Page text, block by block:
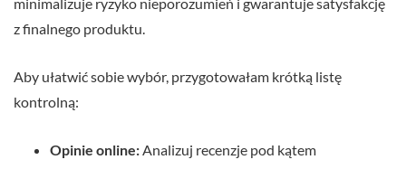
minimalizuje ryzyko nieporozumień i gwarantuje satysfakcję
z finalnego produktu.
Aby ułatwić sobie wybór, przygotowałam krótką listę
kontrolną:
Opinie online:Analizuj recenzje pod kątem